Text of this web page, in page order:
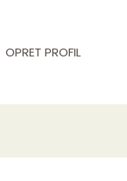
OPRET PROFIL